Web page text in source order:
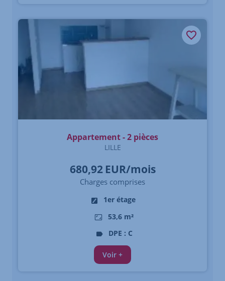
Appartement - 2 pièces
LILLE
680,92 EUR/mois
Charges comprises
1er étage
53,6 m²
DPE : C
Voir +